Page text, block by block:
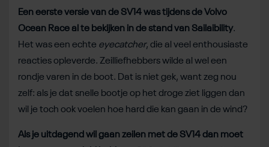
Een eerste versie van de SV14 was tijdens de Volvo
Ocean Race al te bekijken in de stand van Sailaibility.
Het was een echte eyecatcher, die al veel enthousiaste
reacties opleverde. Zeilliefhebbers wilde al wel een
rondje varen in de boot. Dat is niet gek, want zeg nou
zelf: als je dat snelle bootje op het droge ziet liggen dan
wil je toch ook voelen hoe hard die kan gaan in de wind?
Als je uitdagend wil gaan zeilen met de SV14 dan moet